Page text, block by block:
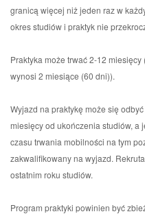
granicą więcej niż jeden raz w
okres studiów i praktyk nie
Praktyka może trwać 2-12
wynosi 2 miesiące (60 dni)).
Wyjazd na praktykę może się
miesięcy od ukończenia studiów, a
czasu trwania mobilności na tym
zakwalifikowany na wyjazd.
ostatnim roku studiów.
Program praktyki powinien być